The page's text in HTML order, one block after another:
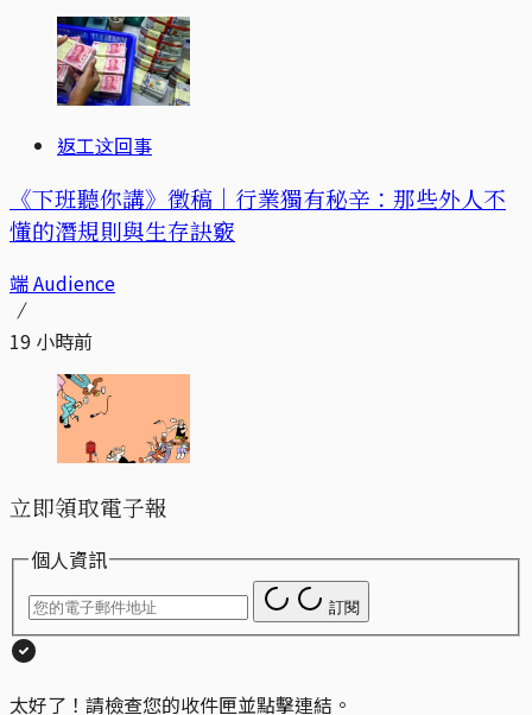
返工这回事
《下班聽你講》徵稿｜行業獨有秘辛：那些外人不
懂的潛規則與生存訣竅
端 Audience
19 小時前
立即領取電子報
個人資訊
訂閱
太好了！請檢查您的收件匣並點擊連結。